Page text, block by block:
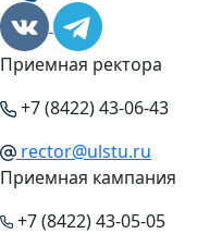
Приемная ректора
+7 (8422) 43-06-43
rector@ulstu.ru
Приемная кампания
+7 (8422) 43-05-05